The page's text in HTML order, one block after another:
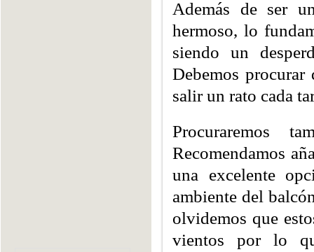
Además de ser
hermoso, lo
siendo un
Debemos procurar
salir un rato cada
Procuraremos
Recomendamos
una excelente
ambiente del
olvidemos que
vientos por lo